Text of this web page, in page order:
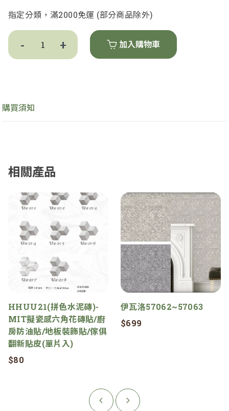
指定分類，滿2000免運 (部分商品除外)
- + 加入購物車
購買須知
相關產品
HHUU21(拼色水泥磚)-
MIT擬瓷感六角花磚貼/廚
房防油貼/地板裝飾貼/傢俱
翻新貼皮(單片入)
$80
伊瓦洛57062~57063
$699